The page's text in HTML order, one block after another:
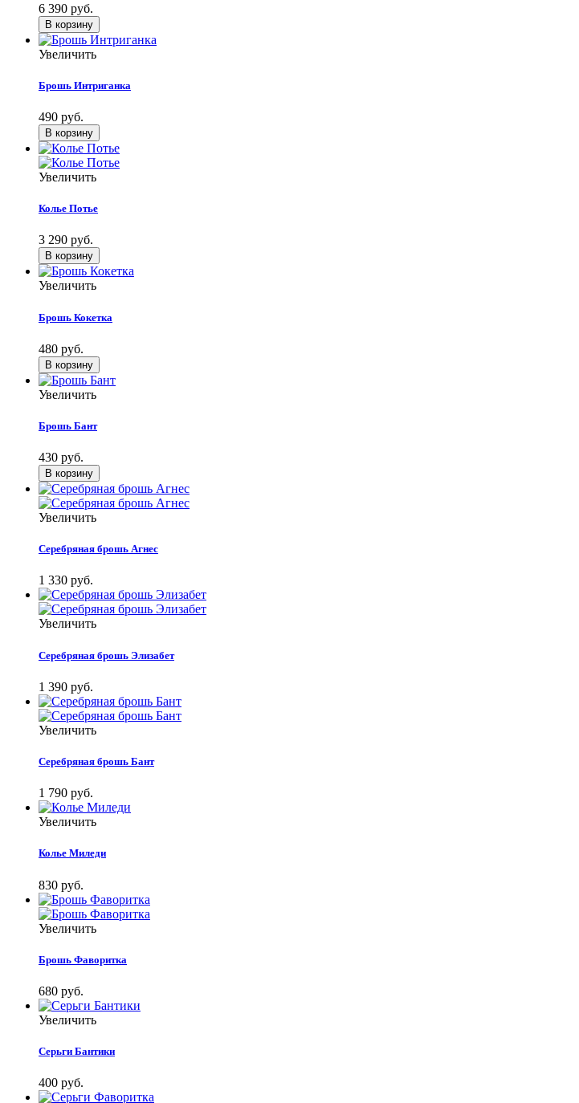
6 390 руб.
Увеличить
Брошь Интриганка
490 руб.
Увеличить
Колье Потье
3 290 руб.
Увеличить
Брошь Кокетка
480 руб.
Увеличить
Брошь Бант
430 руб.
Увеличить
Серебряная брошь Агнес
1 330 руб.
Увеличить
Серебряная брошь Элизабет
1 390 руб.
Увеличить
Серебряная брошь Бант
1 790 руб.
Увеличить
Колье Миледи
830 руб.
Увеличить
Брошь Фаворитка
680 руб.
Увеличить
Серьги Бантики
400 руб.